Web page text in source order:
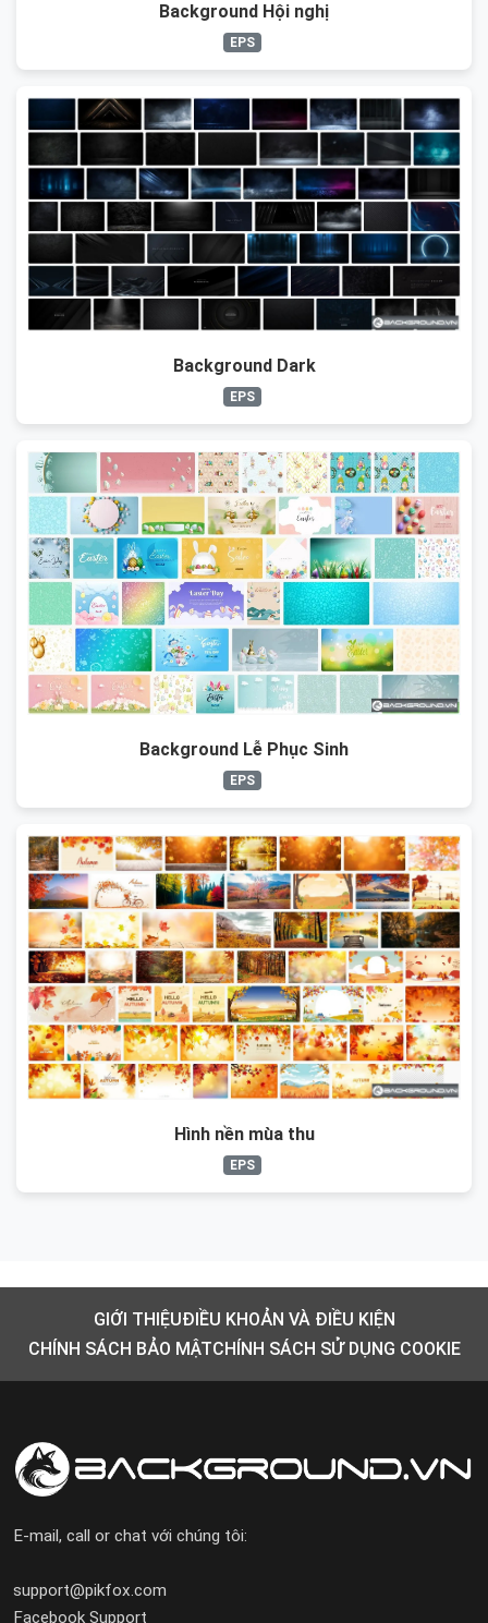
Background Hội nghị
EPS
Background Dark
EPS
Background Lễ Phục Sinh
EPS
Hình nền mùa thu
EPS
GIỚI THIỆUĐIỀU KHOẢN VÀ ĐIỀU KIỆN
CHÍNH SÁCH BẢO MẬTCHÍNH SÁCH SỬ DỤNG COOKIE
E-mail, call or chat với chúng tôi:
support@pikfox.com
Facebook Support